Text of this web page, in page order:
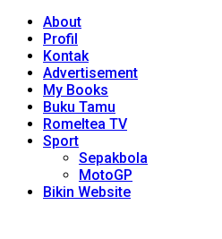
About
Profil
Kontak
Advertisement
My Books
Buku Tamu
Romeltea TV
Sport
Sepakbola
MotoGP
Bikin Website